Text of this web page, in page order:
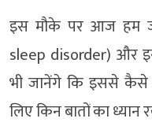
इस मौके पर आज हम
sleep disorder) और
भी जानेंगे कि इससे
लिए किन बातों का ध्यान